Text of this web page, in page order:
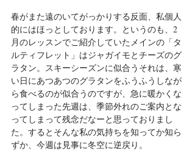
春がまた遠のいてがっかりする反面、私個人
的にはほっとしております。というのも、2
月のレッスンでご紹介していたメインの「タ
ルティフレット」はジャガイモとチーズのグ
ラタン。スキーシーズンに似合うそれは、寒
い日にあつあつのグラタンをふうふうしなが
ら食べるのが似合うのですが、急に暖かくな
ってしまった先週は、季節外れのご案内とな
ってしまって残念だなーと思っておりまし
た。するとそんな私の気持ちを知ってか知ら
ずか、今週は見事に冬空に逆戻り。